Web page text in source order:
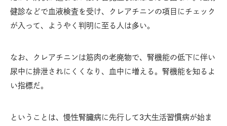
健診などで血液検査を受け、クレアチニンの項目にチェック
が入って、ようやく判明に至る人は多い。
なお、クレアチニンは筋肉の老廃物で、腎機能の低下に伴い
尿中に排泄されにくくなり、血中に増える。腎機能を知るよ
い指標だ。
ということは、慢性腎臓病に先行して3大生活習慣病が始ま